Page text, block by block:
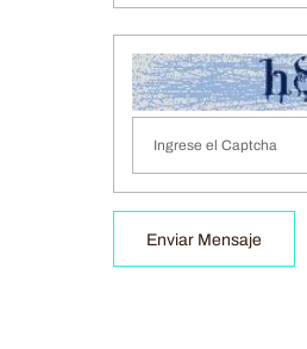
Enviar Mensaje